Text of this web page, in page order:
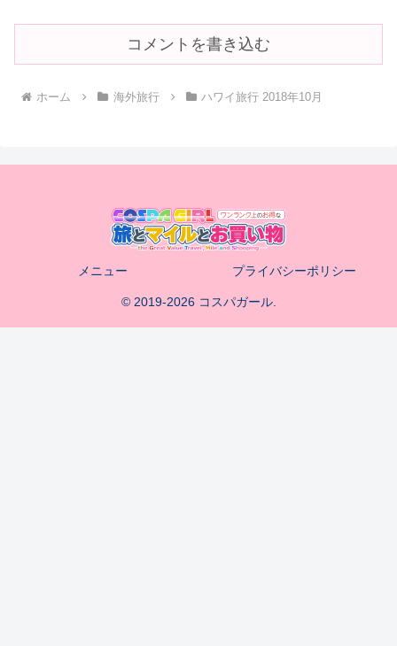
コメントを書き込む
ホーム 海外旅行 ハワイ旅行 2018年10月
メニュー プライバシーポリシー
© 2019-2026 コスパガール.